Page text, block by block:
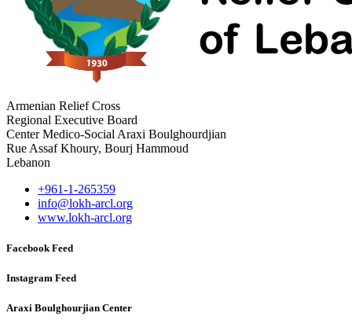
Armenian Relief Cross
Regional Executive Board
Center Medico-Social Araxi Boulghourdjian
Rue Assaf Khoury, Bourj Hammoud
Lebanon
+961-1-265359
info@lokh-arcl.org
www.lokh-arcl.org
Facebook Feed
Instagram Feed
Araxi Boulghourjian Center